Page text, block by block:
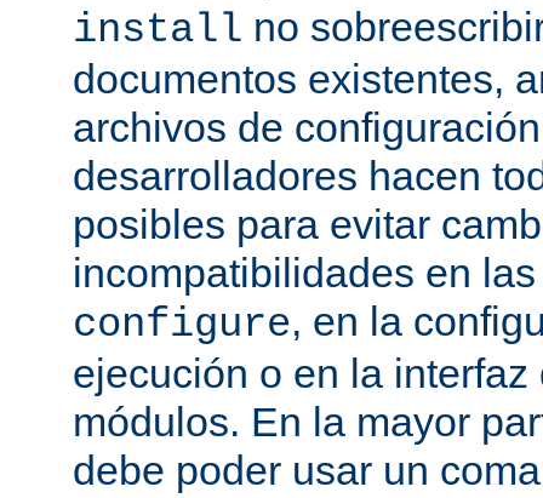
install no
documentos existentes,
archivos de
desarrolladores hacen
posibles para evitar
incompatibilidades en
configure, en la
ejecución o en la
módulos. En la mayor
debe poder usar un